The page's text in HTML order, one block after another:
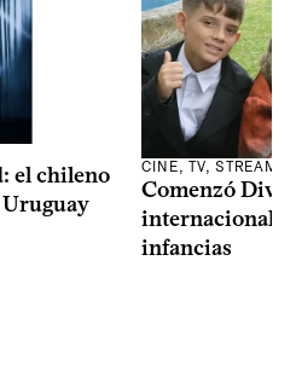
el chileno
CINE, TV,
Comenzó
internacional
infancias